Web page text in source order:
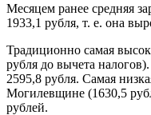
Месяцем ранее средняя
1933,1 рубля, т. е. она
Традиционно самая
рубля до вычета
2595,8 рубля. Самая
Могилевщине (1630,5
рублей.